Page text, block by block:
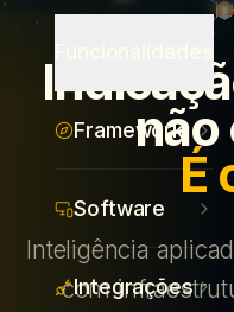
Varejo
Fale
Framework
Software
Integrações
não
É
Inteligência
com